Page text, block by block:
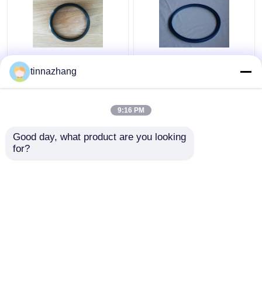
Yırtılma Direnci Hidrolik
Dudak Keçesi, Dayanıklı
Piston Sızdırmazlığı
Solvent Direnci
tinnazhang
9:16 PM
Good day, what product are you looking
for?